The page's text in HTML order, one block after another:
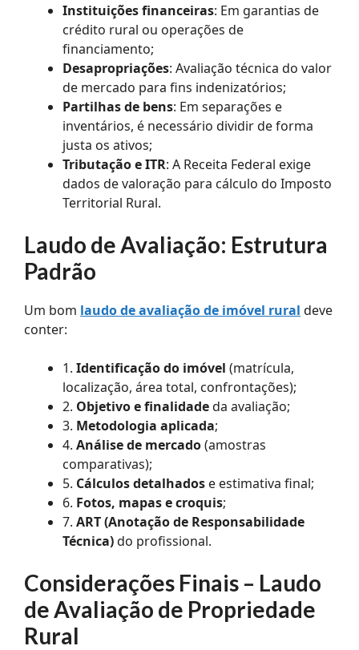
Instituições financeiras: Em garantias de
crédito rural ou operações de
financiamento;
Desapropriações: Avaliação técnica do valor
de mercado para fins indenizatórios;
Partilhas de bens: Em separações e
inventários, é necessário dividir de forma
justa os ativos;
Tributação e ITR: A Receita Federal exige
dados de valoração para cálculo do Imposto
Territorial Rural.
Laudo de Avaliação: Estrutura
Padrão
Um bom laudo de avaliação de imóvel rural deve
conter:
1. Identificação do imóvel (matrícula,
localização, área total, confrontações);
2. Objetivo e finalidadeda avaliação;
3. Metodologia aplicada;
4. Análise de mercado(amostras
comparativas);
5. Cálculos detalhados e estimativa final;
6. Fotos, mapas e croquis;
7. ART (Anotação de Responsabilidade
Técnica)do profissional.
Considerações Finais – Laudo
de Avaliação de Propriedade
Rural